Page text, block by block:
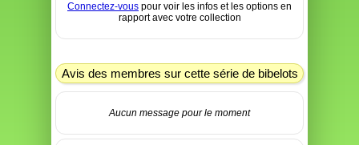
Connectez-vous pour voir les infos et les options en
rapport avec votre collection
Avis des membres sur cette série de bibelots
Aucun message pour le moment